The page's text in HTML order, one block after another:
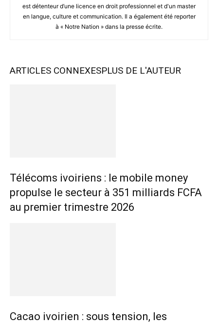
est détenteur d’une licence en droit professionnel et d'un master
en langue, culture et communication. Il a également été reporter
à « Notre Nation » dans la presse écrite.
ARTICLES CONNEXESPLUS DE L'AUTEUR
Télécoms ivoiriens : le mobile money
propulse le secteur à 351 milliards FCFA
au premier trimestre 2026
Cacao ivoirien : sous tension, les